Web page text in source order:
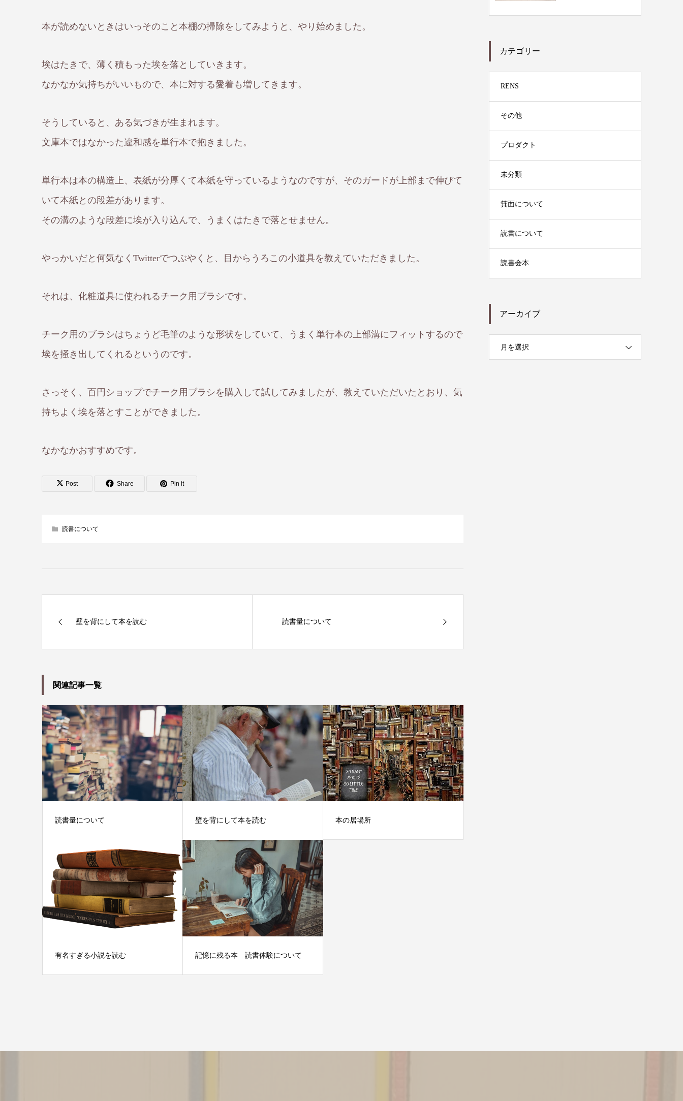
本が読めないときはいっそのこと本棚の掃除をしてみようと、やり始めました。
埃はたきで、薄く積もった埃を落としていきます。
なかなか気持ちがいいもので、本に対する愛着も増してきます。
そうしていると、ある気づきが生まれます。
文庫本ではなかった違和感を単行本で抱きました。
単行本は本の構造上、表紙が分厚くて本紙を守っているようなのですが、そのガードが上部まで伸びて
いて本紙との段差があります。
その溝のような段差に埃が入り込んで、うまくはたきで落とせません。
やっかいだと何気なくTwitterでつぶやくと、目からうろこの小道具を教えていただきました。
それは、化粧道具に使われるチーク用ブラシです。
チーク用のブラシはちょうど毛筆のような形状をしていて、うまく単行本の上部溝にフィットするので
埃を掻き出してくれるというのです。
さっそく、百円ショップでチーク用ブラシを購入して試してみましたが、教えていただいたとおり、気
持ちよく埃を落とすことができました。
なかなかおすすめです。
Post Share Pin it
読書について
壁を背にして本を読む 読書量について
関連記事一覧
読書量について 壁を背にして本を読む 本の居場所
有名すぎる小説を読む 記憶に残る本 読書体験について
カテゴリー
RENS
その他
プロダクト
未分類
箕面について
読書について
読書会本
アーカイブ
月を選択